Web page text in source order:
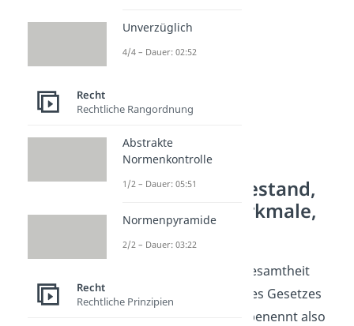
Definition: Tatbestand,
Tatbestandsmerkmale,
Rechtsfolge
ist die Gesamtheit
aller Voraussetzungen des Gesetzes
für eine Rechtsfolge. Er benennt also
Unverzüglich
4/4 – Dauer: 02:52
Recht
Rechtliche Rangordnung
Abstrakte
Normenkontrolle
1/2 – Dauer: 05:51
Normenpyramide
2/2 – Dauer: 03:22
Recht
Rechtliche Prinzipien